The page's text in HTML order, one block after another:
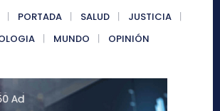
PORTADA SALUD
JUSTICIA
MUNDO OPINIÓN